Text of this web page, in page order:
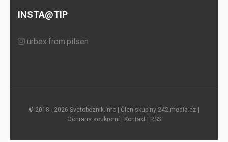
INSTA@TIP
urbex.from.pilsen
© 2018 - 2026 Svetobeznik.info | Člen skupiny 242.media.cz |
Ochrana soukromí| Kontakt | RSS